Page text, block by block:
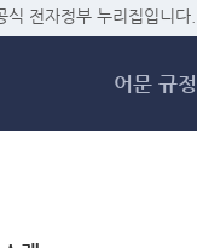
메
전자정부 누리집입니다.
어문 규정